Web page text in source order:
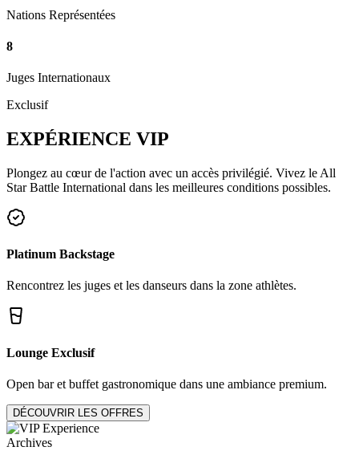
Nations Représentées
8
Juges Internationaux
Exclusif
EXPÉRIENCE VIP
Plongez au cœur de l'action avec un accès privilégié. Vivez le All
Star Battle International dans les meilleures conditions possibles.
Platinum Backstage
Rencontrez les juges et les danseurs dans la zone athlètes.
Lounge Exclusif
Open bar et buffet gastronomique dans une ambiance premium.
DÉCOUVRIR LES OFFRES
Archives